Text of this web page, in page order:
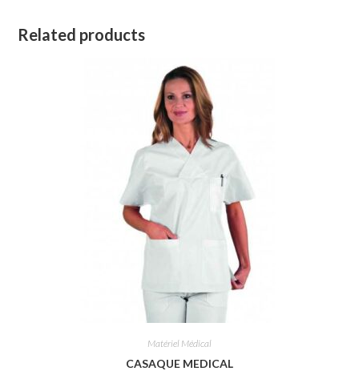
Related products
Matériel Médical
CASAQUE MEDICAL